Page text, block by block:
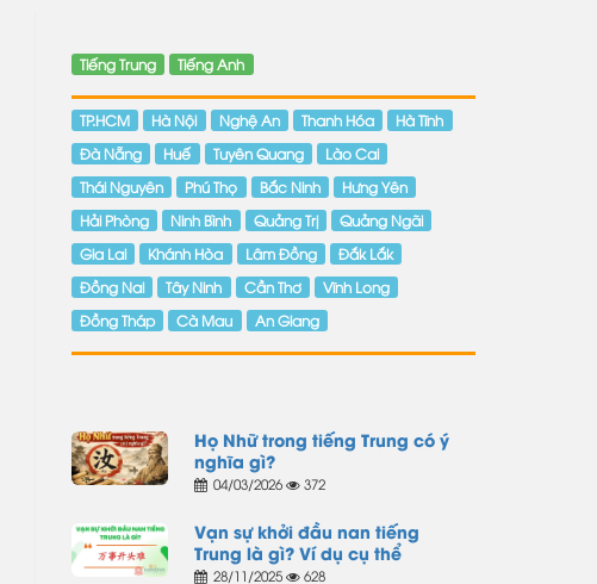
Tiếng Trung Tiếng Anh
TP.HCM Hà Nội Nghệ An Thanh Hóa Hà Tĩnh
Đà Nẵng Huế Tuyên Quang Lào Cai
Thái Nguyên Phú Thọ Bắc Ninh Hưng Yên
Hải Phòng Ninh Bình Quảng Trị Quảng Ngãi
Gia Lai Khánh Hòa Lâm Đồng Đắk Lắk
Đồng Nai Tây Ninh Cần Thơ Vĩnh Long
Đồng Tháp Cà Mau An Giang
Họ Nhữ trong tiếng Trung có ý
nghĩa gì?
04/03/2026 372
Vạn sự khởi đầu nan tiếng
Trung là gì? Ví dụ cụ thể
28/11/2025 628